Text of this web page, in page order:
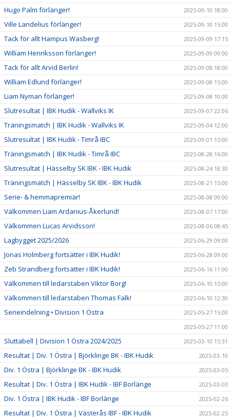
Hugo Palm förlänger! 2025-09-10 18:00
Ville Landelius förlänger! 2025-09-10 15:00
Tack för allt Hampus Wasberg! 2025-09-09 17:15
William Henriksson förlänger! 2025-09-09 09:00
Tack för allt Arvid Berlin! 2025-09-08 18:00
William Edlund förlänger! 2025-09-08 15:00
Liam Nyman förlänger! 2025-09-08 10:00
Slutresultat | IBK Hudik - Wallviks IK 2025-09-07 22:06
Träningsmatch | IBK Hudik - Wallviks IK 2025-09-04 12:00
Slutresultat | IBK Hudik - Timrå IBC 2025-09-01 15:00
Träningsmatch | IBK Hudik - Timrå IBC 2025-08-28 16:00
Slutresultat | Hässelby SK IBK - IBK Hudik 2025-08-24 18:30
Träningsmatch | Hässelby SK IBK - IBK Hudik 2025-08-21 15:00
Serie- & hemmapremiär! 2025-08-08 09:00
Välkommen Liam Ardanius-Åkerlund! 2025-08-07 17:00
Välkommen Lucas Arvidsson! 2025-08-06 08:45
Lagbygget 2025/2026 2025-06-29 09:00
Jonas Holmberg fortsätter i IBK Hudik! 2025-06-28 09:00
Zeb Strandberg fortsätter i IBK Hudik! 2025-06-16 11:00
Välkommen till ledarstaben Viktor Borg! 2025-06-10 15:00
Välkommen till ledarstaben Thomas Falk! 2025-06-10 12:30
Serieindelning • Division 1 Östra
2025-05-27 15:00
2025-05-27 11:00
Sluttabell | Division 1 Östra 2024/2025 2025-03-10 15:31
Resultat | Div. 1 Östra | Björklinge BK - IBK Hudik 2025-03-10
Div. 1 Östra | Björklinge BK - IBK Hudik 2025-03-05
Resultat | Div. 1 Östra | IBK Hudik - IBF Borlänge 2025-03-03
Div. 1 Östra | IBK Hudik - IBF Borlänge 2025-02-26
Resultat | Div. 1 Östra | Västerås IBF - IBK Hudik 2025-02-25